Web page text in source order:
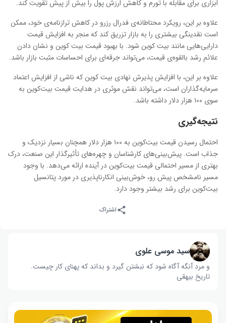
ابزاری برای مقابله با تورم و کاهش ارزش پول را بیش از پیش تقویت کند.
علاوه بر این، رویکرد محتاطانه‌ی فدرال رزرو در کاهش ترازنامه‌ی خود، ممکن
است نقدینگی بیشتری را به بازار تزریق کند که منجر به افزایش قیمت
دارایی‌هایی مانند بیت ‌کوین شود. با بهبود قیمت بیت ‌کوین و نشان دادن
علائم رشد بالقوه‌ی قیمت، می‌تواند جرقه‌ای برای احساسات مثبت بازار باشد.
علاوه بر این، با افزایش پذیرش نهادی بیت ‌کوین که ناشی از افزایش اعتماد
سرمایه‌گذاران است، می‌تواند نقش موثری در هدایت قیمت بیت‌کوین به
سوی ۱۰۰ هزار دلار داشته باشد.
نتیجه‌گیری
احتمال رسیدن قیمت بیت‌کوین به ۱۰۰ هزار دلار همچنان بسیار نزدیک و
جذاب است. پیش‌بینی‌های کارشناسان و چهره‌های تأثیرگذار این صنعت، درک
بهتری از مسیر احتمالی قیمت بیت‌کوین در آینده ارائه می‌دهد. با وجود
مسیر نامشخص پیش رو، خوش‌بینی انکارناپذیری در مورد پتانسیل
بیت‌کوین برای رشد بیشتر وجود دارد.
اشتراک
سید موسی علوی
و مرد آنگه آگاه شود که نبشتن گیرد و بداند که پهنای کار چیست‌.
تاریخ بیهقی